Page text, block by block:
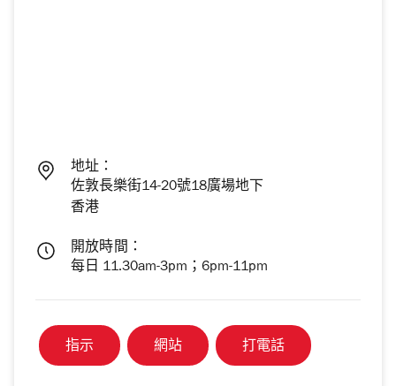
地址：
佐敦長樂街14-20號18廣場地下
香港
開放時間：
每日 11.30am-3pm；6pm-11pm
指示 網站 打電話